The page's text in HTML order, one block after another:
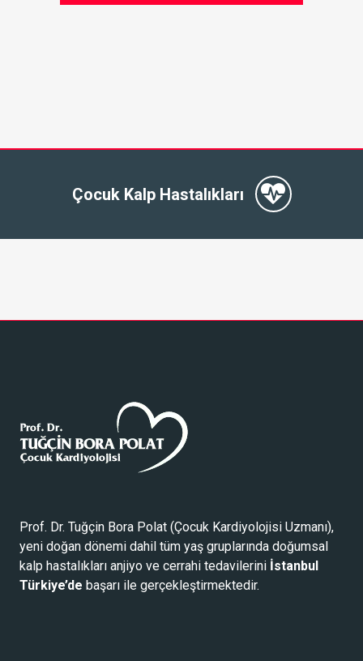
Çocuk Kalp Hastalıkları
Prof. Dr. Tuğçin Bora Polat (Çocuk Kardiyolojisi Uzmanı),
yeni doğan dönemi dahil tüm yaş gruplarında doğumsal
kalp hastalıkları anjiyo ve cerrahi tedavilerini İstanbul
Türkiye’de başarı ile gerçekleştirmektedir.